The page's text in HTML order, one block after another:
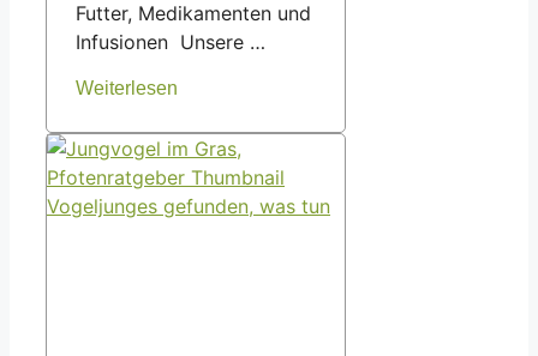
Futter, Medikamenten und
Infusionen Unsere …
Weiterlesen